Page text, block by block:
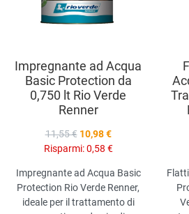
Impregnante ad Acqua
Basic Protection da
0,750 lt Rio Verde
Renner
11,55 € 10,98 €
Risparmi:0,58 €
Impregnante ad Acqua Basic
Protection Rio Verde Renner,
ideale per il trattamento di